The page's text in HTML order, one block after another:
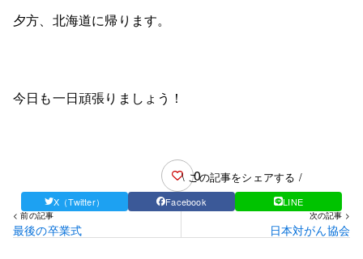
夕方、北海道に帰ります。
今日も一日頑張りましょう！
0
\ この記事をシェアする /
X（Twitter） Facebook LINE
< 前の記事
最後の卒業式
次の記事 >
日本対がん協会